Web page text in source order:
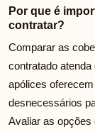
Por que é
contratar?
Comparar as
contratado
apólices
desnecessários
Avaliar as opções